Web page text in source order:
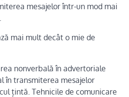
mesajelor într-un mod mai
mai mult decât o mie de
nonverbală în advertoriale
în transmiterea mesajelor
țintă. Tehnicile de comunicare